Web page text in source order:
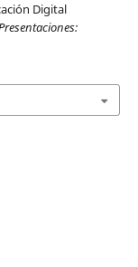
Digital